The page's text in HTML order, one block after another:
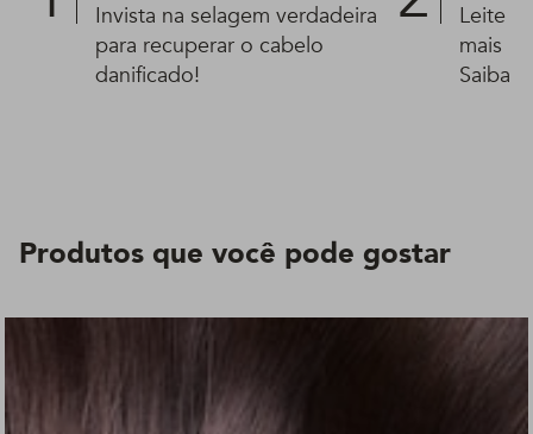
Invista na selagem verdadeira
para recuperar o cabelo
danificado!
Leite
mais
Saiba
Produtos que você pode gostar